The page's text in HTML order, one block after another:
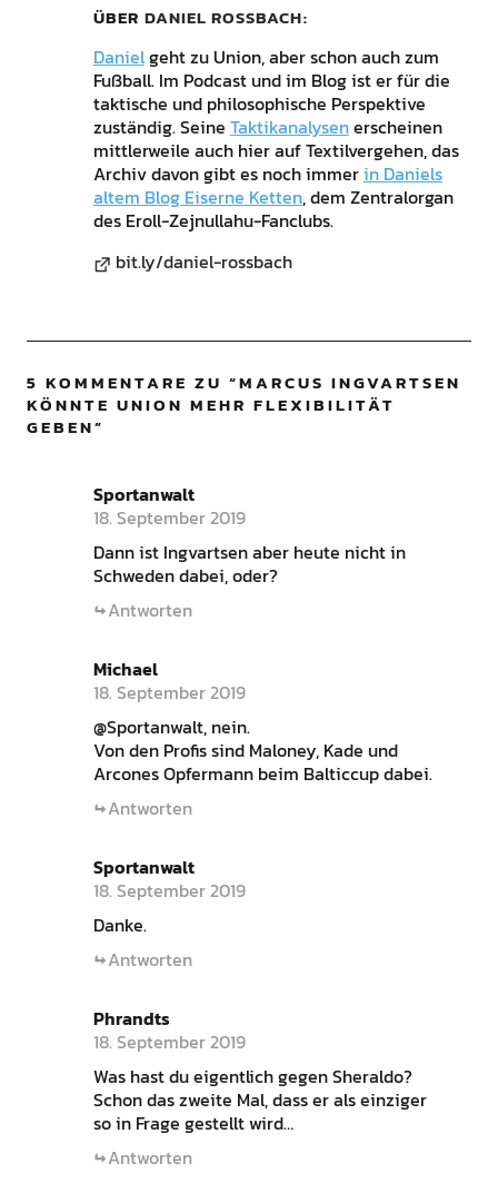
ÜBER DANIEL ROSSBACH
Danielgeht zu Union, aber schon auch zum
Fußball. Im Podcast und im Blog ist er für die
taktische und philosophische Perspektive
zuständig. Seine Taktikanalysenerscheinen
mittlerweile auch hier auf Textilvergehen, das
Archiv davon gibt es noch immerin Daniels
altem Blog Eiserne Ketten, dem Zentralorgan
des Eroll-Zejnullahu-Fanclubs.
bit.ly/daniel-rossbach
5 KOMMENTARE ZU “MARCUS INGVARTSEN
KÖNNTE UNION MEHR FLEXIBILITÄT
GEBEN”
Sportanwalt
18. September 2019
Dann ist Ingvartsen aber heute nicht in
Schweden dabei, oder?
Antworten
Michael
18. September 2019
@Sportanwalt, nein.
Von den Profis sind Maloney, Kade und
Arcones Opfermann beim Balticcup dabei.
Antworten
Sportanwalt
18. September 2019
Danke.
Antworten
Phrandts
18. September 2019
Was hast du eigentlich gegen Sheraldo?
Schon das zweite Mal, dass er als einziger
so in Frage gestellt wird…
Antworten